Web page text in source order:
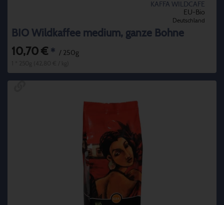
KAFFA WILDCAFE
EU-Bio
Deutschland
BIO Wildkaffee medium, ganze Bohne
10,70 € * / 250g